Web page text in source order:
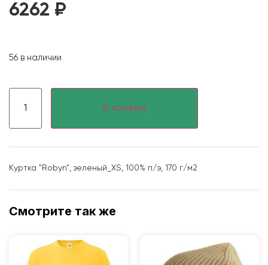
6262 ₽
56 в наличии
В корзину
Куртка "Robyn", зеленый_XS, 100% п/э, 170 г/м2
Смотрите так же